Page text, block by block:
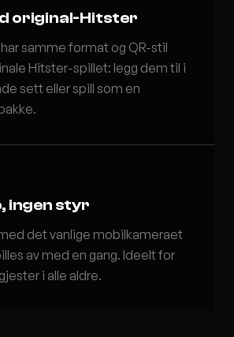
original-Hitster
samme format og QR-stil
Hitster-spillet: legg dem til i
sett eller spill som en
ingen styr
det vanlige mobilkameraet
av med en gang. Ideelt for
i alle aldre.